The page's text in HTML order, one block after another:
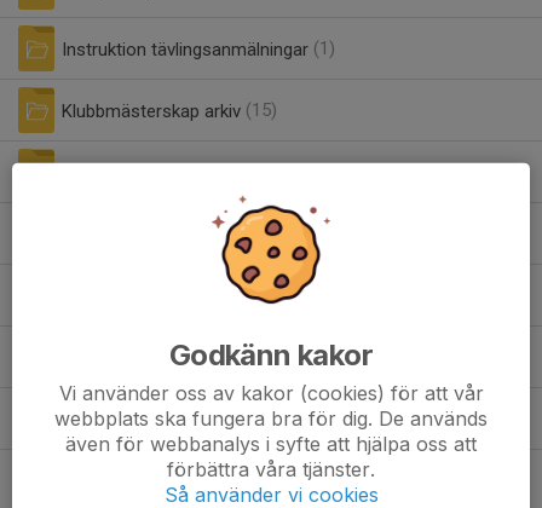
Instruktion tävlingsanmälningar (1)
Klubbmästerskap arkiv (15)
Stadgar Tullinge TP BTK (1)
Tävlingar arkiv (85)
Årsmöte 2026 (5)
Årsmöten arkiv (49)
Godkänn kakor
Vi använder oss av kakor (cookies) för att vår
webbplats ska fungera bra för dig. De används
även för webbanalys i syfte att hjälpa oss att
förbättra våra tjänster.
Så använder vi cookies